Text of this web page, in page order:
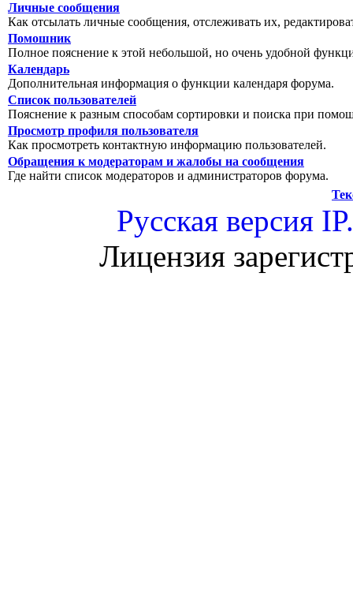
Личные сообщения
Как отсылать личные сообщения, отслеживать их,
Помошник
Полное пояснение к этой небольшой, но очень удобной
Календарь
Дополнительная информация о функции календаря форума.
Список пользователей
Пояснение к разным способам сортировки и поиска при
Просмотр профиля пользователя
Как просмотреть контактную информацию пользователей.
Обращения к модераторам и жалобы на сообщения
Где найти список модераторов и администраторов форума.
Русская версия
Лицензия